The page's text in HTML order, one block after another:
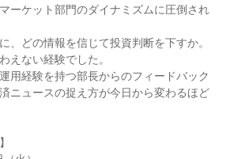
ーケット部門のダイナミズムに圧倒され
、どの情報を信じて投資判断を下すか。
えない経験でした。
用経験を持つ部長からのフィードバック
ニュースの捉え方が今日から変わるほど